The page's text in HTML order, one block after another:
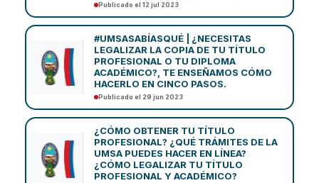
Publicado el 12 jul 2023
#UMSASABÍASQUÉ | ¿NECESITAS
LEGALIZAR LA COPIA DE TU TÍTULO
PROFESIONAL O TU DIPLOMA
ACADÉMICO?, TE ENSEÑAMOS CÓMO
HACERLO EN CINCO PASOS.
Publicado el 29 jun 2023
¿CÓMO OBTENER TU TÍTULO
PROFESIONAL? ¿QUÉ TRÁMITES DE LA
UMSA PUEDES HACER EN LÍNEA?
¿CÓMO LEGALIZAR TU TÍTULO
PROFESIONAL Y ACADÉMICO?